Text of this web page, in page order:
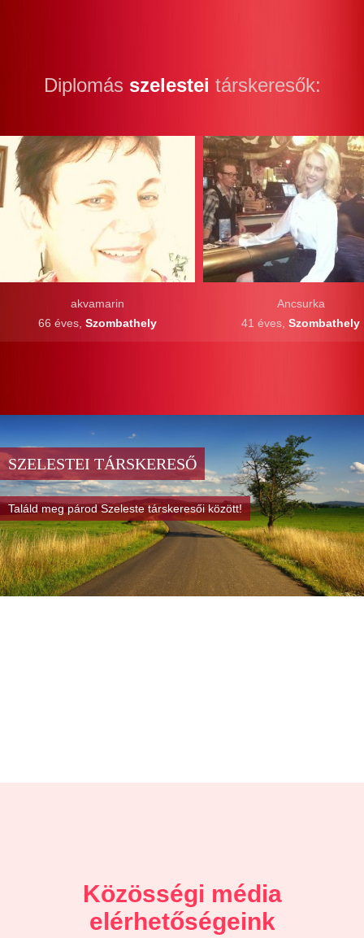
Diplomás szelestei társkeresők:
akvamarin
66 éves, Szombathely
Ancsurka
41 éves, Szombathely
SZELESTEI TÁRSKERESŐ
Találd meg párod Szeleste társkeresői között!
Közösségi média
elérhetőségeink